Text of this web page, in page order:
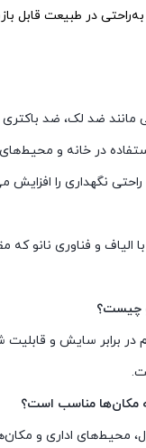
در طبیعت قابل
مانند ضد لک، ضد باکتری
در خانه و
نگهداری را افزایش
و فناوری نانو که
چیست؟
در برابر سایش و
مکان‌ها مناسب است؟
محیط‌های اداری و